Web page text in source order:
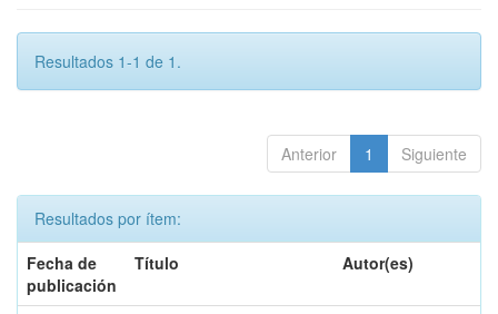
Resultados 1-1 de 1.
Anterior 1 Siguiente
Resultados por ítem:
Fecha de
publicación
Título Autor(es)